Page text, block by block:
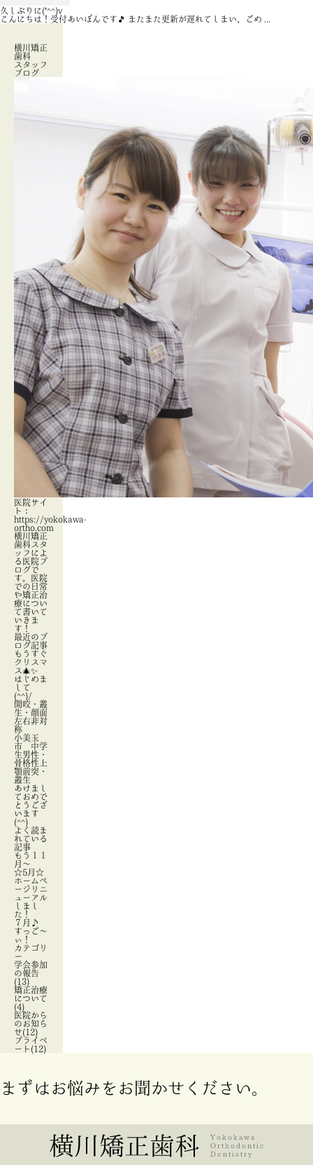
久しぶりに(*^^)v
こんにちは！受付あいぼんです🎵 またまた更新が遅れてしまい、ごめ ...
横川矯正
歯科
スタッフ
ブログ
医院サイ
ト：
https://yokokawa-
ortho.com
横川矯正
歯科スタ
ッフによ
る医院ブ
ログで
す。医院
での日常
や矯正治
療につい
て書いて
いきま
す！
最近のブ
ログ記事
もうすぐ
クリスマ
ス🎄✨
はじめま
して
(^^)/
開咬・叢
生・顔面
左右非対
称
小美玉
市 中学
生男性・
骨格性上
顎前突・
叢生
あけまし
ておめで
とうござ
います
(^^)
よく読ま
れている
記事
もう１１
月～
☆5月☆
ホームペ
ージリニ
ューアル
しまし
た！
７月♪
すっご～
ぃ！
カテゴリ
ー
学会参加
の報告
(13)
矯正治療
について
(4)
医院から
のお知ら
せ(12)
プライベ
ート(12)
まずはお悩みをお聞かせください。